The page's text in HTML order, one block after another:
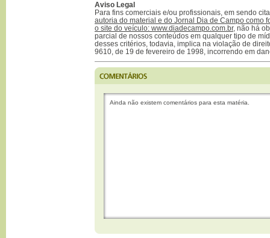
Aviso Legal
Para fins comerciais e/ou profissionais, em sendo
autoria do material e do Jornal Dia de Campo como
o site do veículo: www.diadecampo.com.br, não há
parcial de nossos conteúdos em qualquer tipo de
desses critérios, todavia, implica na violação de
9610, de 19 de fevereiro de 1998, incorrendo em
Ainda não existem comentários para esta matéria.